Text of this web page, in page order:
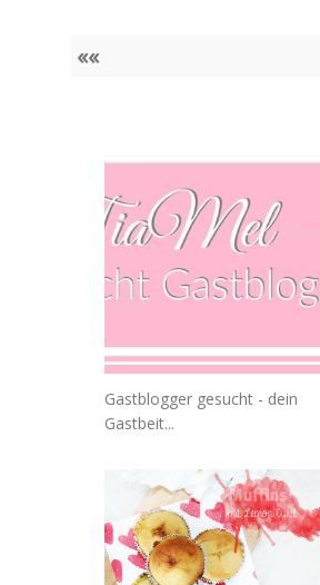
««
Gastblogger gesucht - dein
Gastbeit...